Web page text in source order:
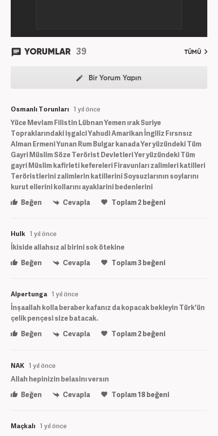
YORUMLAR 39 TÜMÜ
Bir Yorum Yapın
Osmanlı Torunları 1 yıl önce
Yüce Mevlam Filistin Lübnan Yemen ırak Suriye
Topraklarındaki işgalci Yahudi Amarikan İngiliz Fırsnsız
Alman Ermeni Yunan Rum Bulgar kanada Yer yüzündeki Tüm
Gayri Müslim Söze Terörist Devletleri Yer yüzündeki Tüm
gayri Müslim kafirleti kefereleri Firavunları zalimleri katilleri
Teröristlerini zalimlerin katillerini Soysuzlarının soylarını
kurut ellerini kollarını ayaklarini bedenlerini
Beğen
Cevapla Toplam2 beğeni
Hulk 1 yıl önce
İkiside allahsız al birini sok ötekine
Beğen
Cevapla Toplam3beğeni
Alpertunga 1 yıl önce
İnşaallah kolla beraber kafanız da kopacak bekleyin Türk'ün
çelik pençesi size batacak.
Beğen
Cevapla Toplam2beğeni
NAK 1 yıl önce
Allah hepinizin belasinı versın
Beğen
Cevapla Toplam18beğeni
Maçkalı 1 yıl önce